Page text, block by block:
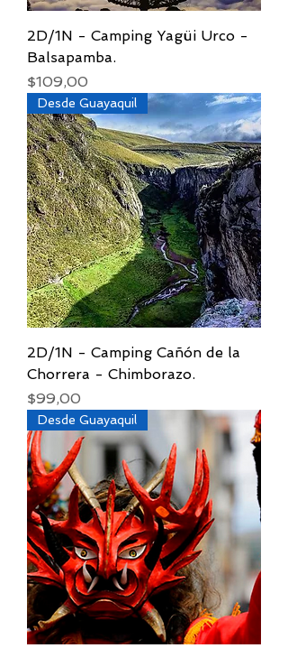
2D/1N - Camping Yagüi Urco -
Balsapamba.
Precio
$109,00
Desde Guayaquil
2D/1N - Camping Cañón de la
Chorrera - Chimborazo.
Precio
$99,00
Desde Guayaquil